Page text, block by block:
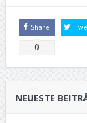
Share
0
NEUESTE